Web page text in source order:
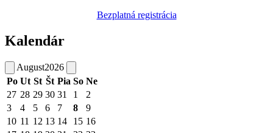
Bezplatná registrácia
Kalendár
August2026
Po Ut St Št Pia So Ne
27 28 29 30 31 1
2
3
4 5 6 7 8
9
10 11 12 13 14 15 16